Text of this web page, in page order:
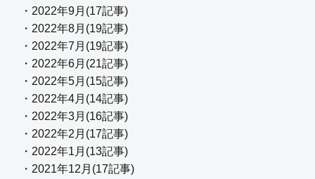
・2022年9月(17記事)
・2022年8月(19記事)
・2022年7月(19記事)
・2022年6月(21記事)
・2022年5月(15記事)
・2022年4月(14記事)
・2022年3月(16記事)
・2022年2月(17記事)
・2022年1月(13記事)
・2021年12月(17記事)